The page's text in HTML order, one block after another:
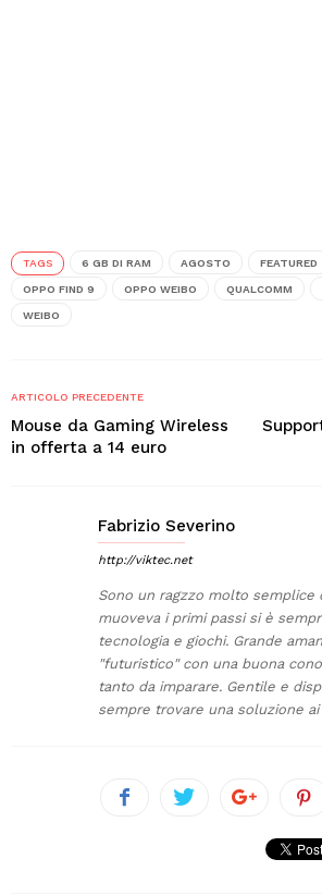
TAGS 6 GB DI RAM AGOSTO FEATURED
OPPO FIND 9 OPPO WEIBO QUALCOMM
WEIBO
ARTICOLO PRECEDENTE
Mouse da Gaming Wireless
in offerta a 14 euro
Fabrizio Severino
http://viktec.net
Sono un ragzzo molto semplice
muoveva i primi passi si è
tecnologia e giochi. Grande
"futuristico" con una buona
tanto da imparare. Gentile e
sempre trovare una soluzione